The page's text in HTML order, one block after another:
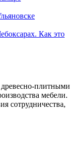
Как это
древесно-плитными
мебели.
сотрудничества,